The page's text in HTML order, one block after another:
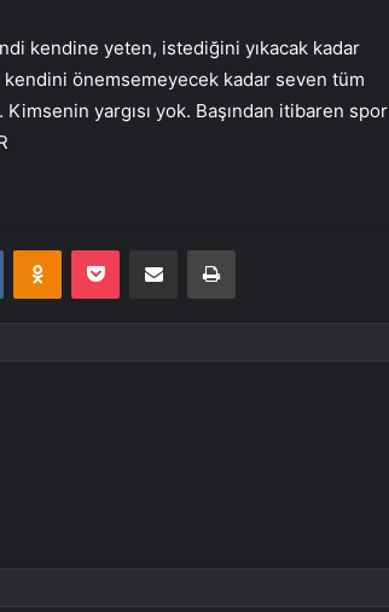
kendine yeten, istediğini yıkacak kadar
önemsemeyecek kadar seven tüm
yargısı yok. Başından itibaren spor
VKontakteOdnoklassniki
Pocket E-Posta ile paylaş Yazdır